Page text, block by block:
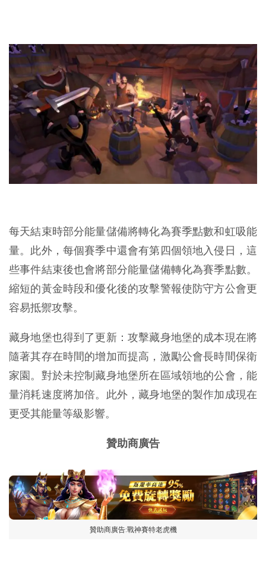
每天結束時部分能量儲備將轉化為賽季點數和虹吸能
量。此外，每個賽季中還會有第四個領地入侵日，這
些事件結束後也會將部分能量儲備轉化為賽季點數。
縮短的黃金時段和優化後的攻擊警報使防守方公會更
容易抵禦攻擊。
藏身地堡也得到了更新：攻擊藏身地堡的成本現在將
隨著其存在時間的增加而提高，激勵公會長時間保衛
家園。對於未控制藏身地堡所在區域領地的公會，能
量消耗速度將加倍。此外，藏身地堡的製作加成現在
更受其能量等級影響。
贊助商廣告
贊助商廣告:戰神賽特老虎機